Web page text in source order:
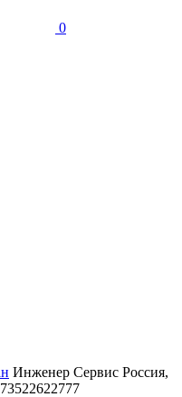
0
Инженер Сервис Россия,
73522622777